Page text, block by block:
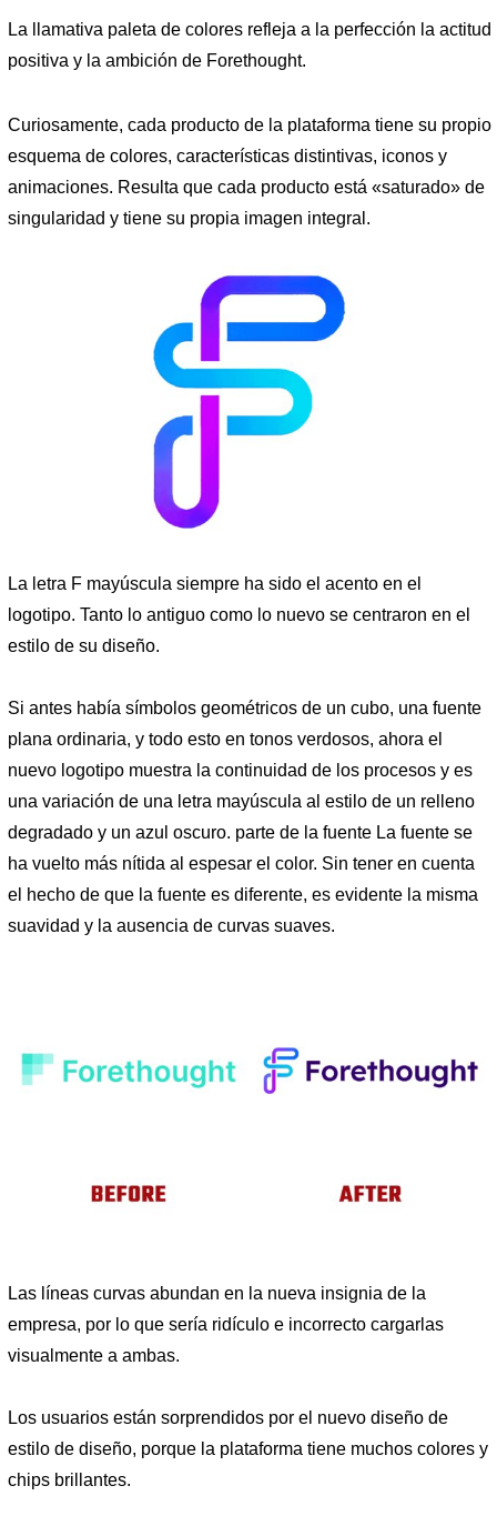
La llamativa paleta de colores refleja a la perfección la actitud
positiva y la ambición de Forethought.
Curiosamente, cada producto de la plataforma tiene su propio
esquema de colores, características distintivas, iconos y
animaciones. Resulta que cada producto está «saturado» de
singularidad y tiene su propia imagen integral.
La letra F mayúscula siempre ha sido el acento en el
logotipo. Tanto lo antiguo como lo nuevo se centraron en el
estilo de su diseño.
Si antes había símbolos geométricos de un cubo, una fuente
plana ordinaria, y todo esto en tonos verdosos, ahora el
nuevo logotipo muestra la continuidad de los procesos y es
una variación de una letra mayúscula al estilo de un relleno
degradado y un azul oscuro. parte de la fuente La fuente se
ha vuelto más nítida al espesar el color. Sin tener en cuenta
el hecho de que la fuente es diferente, es evidente la misma
suavidad y la ausencia de curvas suaves.
Las líneas curvas abundan en la nueva insignia de la
empresa, por lo que sería ridículo e incorrecto cargarlas
visualmente a ambas.
Los usuarios están sorprendidos por el nuevo diseño de
estilo de diseño, porque la plataforma tiene muchos colores y
chips brillantes.